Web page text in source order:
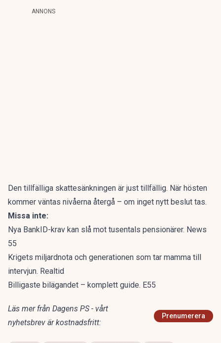
ANNONS
Den tillfälliga skattesänkningen är just tillfällig. När hösten
kommer väntas nivåerna återgå – om inget nytt beslut tas.
Missa inte:
Nya BankID-krav kan slå mot tusentals pensionärer. News
55
Krigets miljardnota och generationen som tar mamma till
intervjun. Realtid
Billigaste bilägandet – komplett guide. E55
Läs mer från Dagens PS - vårt
nyhetsbrev är kostnadsfritt:
Prenumerera